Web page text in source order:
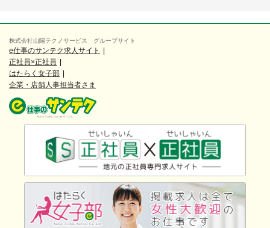
株式会社山陽テクノサービス グループサイト
e仕事のサンテク求人サイト
正社員×正社員
はたらく女子部
企業・店舗人事担当者さま